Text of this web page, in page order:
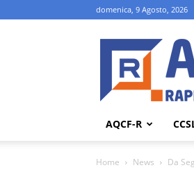
domenica, 9 Agosto, 2026
AQCF-R
Home News Da